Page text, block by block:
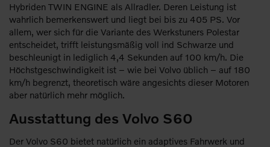
Hybriden TWIN ENGINE als Allradler. Deren Leistung ist
wahrlich bemerkenswert und liegt bei bis zu 405 PS. Vor
allem, wer sich für die Variante des Werkstuners Polestar
entscheidet, trifft leistungsmäßig voll ind Schwarze und
beschleunigt in lediglich 4,4 Sekunden auf 100 km/h. Die
Höchstgeschwindigkeit ist – wie bei Volvo üblich – auf 180
km/h begrenzt, theoretisch wäre angesichts dieser Motoren
aber natürlich mehr möglich.
Ausstattung des Volvo S60
Der Volvo S60 bietet natürlich ein adaptives Fahrwerk und